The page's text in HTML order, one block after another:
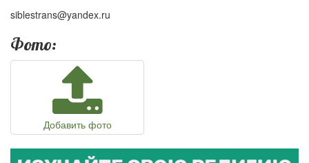
siblestrans@yandex.ru
Фото:
Добавить фото